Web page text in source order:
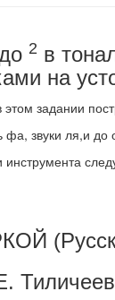
2 в
на
этом задании
звуки ля,и до